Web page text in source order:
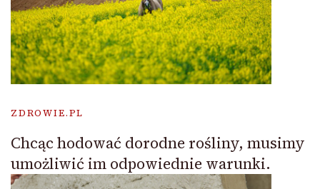
ZDROWIE.PL
Chcąc hodować dorodne rośliny, musimy
umożliwić im odpowiednie warunki.